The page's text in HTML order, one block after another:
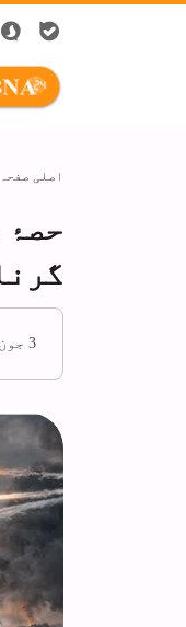
اصلی صفحہ
حصۂ
3 جون 2026 - 09:12